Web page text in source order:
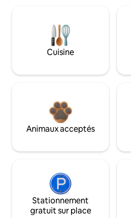
Cuisine
Animaux acceptés
Stationnement
gratuit sur place